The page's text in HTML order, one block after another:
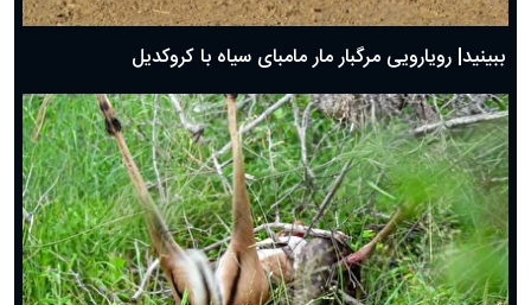
ببینید| رویارویی مرگبار مار مامبای سیاه با کروکدیل